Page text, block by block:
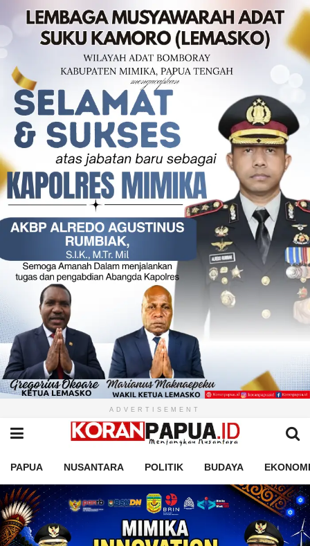
ADVERTISEMENT
PAPUA NUSANTARA POLITIK BUDAYA EKONOMI